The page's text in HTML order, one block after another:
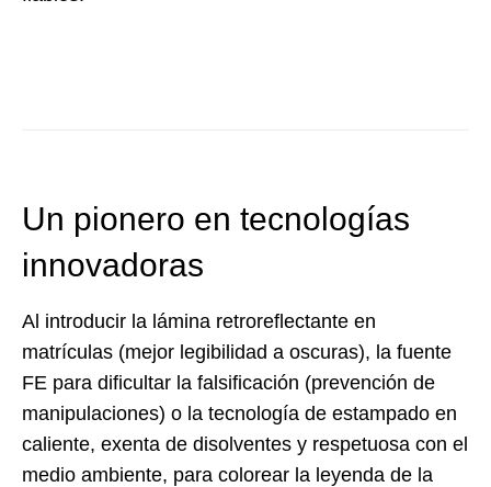
Un pionero en tecnologías
innovadoras
Al introducir la lámina retroreflectante en
matrículas (mejor legibilidad a oscuras), la fuente
FE para dificultar la falsificación (prevención de
manipulaciones) o la tecnología de estampado en
caliente, exenta de disolventes y respetuosa con el
medio ambiente, para colorear la leyenda de la